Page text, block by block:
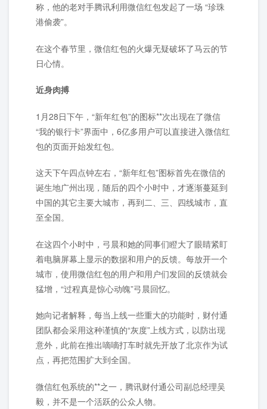
称，他的老对手腾讯利用微信红包发起了一场 “珍珠
港偷袭”。
在这个春节里，微信红包的火爆无疑破坏了马云的节
日心情。
近身肉搏
1月28日下午，“新年红包”的图标**次出现在了微信
“我的银行卡”界面中，6亿多用户可以直接进入微信红
包的页面开始发红包。
这天下午四点钟左右，“新年红包”图标首先在微信的
诞生地广州出现，随后的四个小时中，才逐渐蔓延到
中国的其它主要大城市，再到二、三、四线城市，直
至全国。
在这四个小时中，弓晨和她的同事们瞪大了眼睛紧盯
着电脑屏幕上显示的数据和用户的反馈。每放开一个
城市，使用微信红包的用户和用户们发回的反馈就会
猛增，“过程真是惊心动魄”弓晨回忆。
她向记者解释，每当上线一些重大的功能时，财付通
团队都会采用这种谨慎的“灰度”上线方式，以防出现
意外，此前在推出嘀嘀打车时就先开放了北京作为试
点，再把范围扩大到全国。
微信红包系统的**之一，腾讯财付通公司副总经理吴
毅，并不是一个活跃的公众人物。